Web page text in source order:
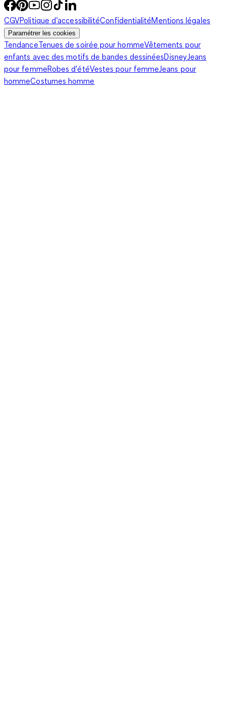
CGVPolitique d’accessibilitéConfidentialitéMentions légales
Paramétrer les cookies
TendanceTenues de soirée pour hommeVêtements pour
enfants avec des motifs de bandes dessinéesDisneyJeans
pour femmeRobes d'étéVestes pour femmeJeans pour
hommeCostumes homme